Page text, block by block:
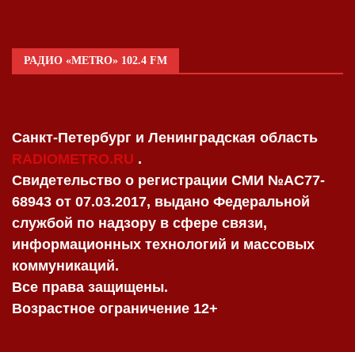
РАДИО «METRO» 102.4 FM
Санкт-Петербург и Ленинградская область
RADIOMETRO.RU .
Свидетельство о регистрации СМИ №AC77-
68943 от 07.03.2017, выдано Федеральной
службой по надзору в сфере связи,
информационных технологий и массовых
коммуникаций.
Все права защищены.
Возрастное ограничение 12+